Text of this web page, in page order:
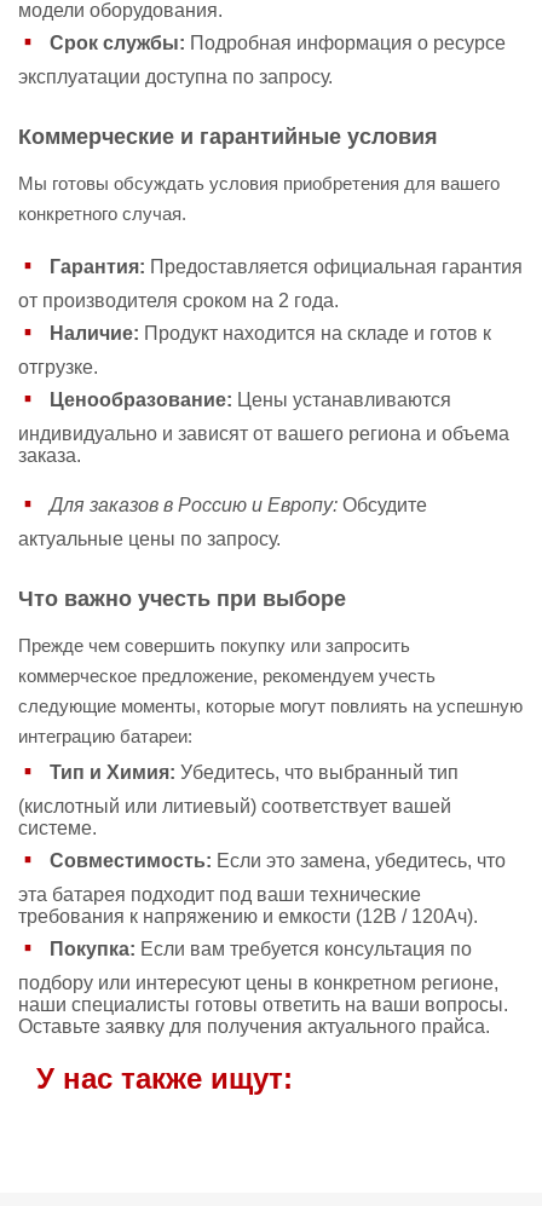
модели оборудования.
Срок службы: Подробная информация о ресурсе
эксплуатации доступна по запросу.
Коммерческие и гарантийные условия
Мы готовы обсуждать условия приобретения для вашего
конкретного случая.
Гарантия: Предоставляется официальная гарантия
от производителя сроком на 2 года.
Наличие: Продукт находится на складе и готов к
отгрузке.
Ценообразование: Цены устанавливаются
индивидуально и зависят от вашего региона и объема
заказа.
Для заказов в Россию и Европу: Обсудите
актуальные цены по запросу.
Что важно учесть при выборе
Прежде чем совершить покупку или запросить
коммерческое предложение, рекомендуем учесть
следующие моменты, которые могут повлиять на успешную
интеграцию батареи:
Тип и Химия: Убедитесь, что выбранный тип
(кислотный или литиевый) соответствует вашей
системе.
Совместимость: Если это замена, убедитесь, что
эта батарея подходит под ваши технические
требования к напряжению и емкости (12В / 120Ач).
Покупка: Если вам требуется консультация по
подбору или интересуют цены в конкретном регионе,
наши специалисты готовы ответить на ваши вопросы.
Оставьте заявку для получения актуального прайса.
У нас также ищут: